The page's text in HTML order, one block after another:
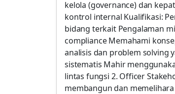
kelola (governance) dan
kontrol internal Kualifikasi:
bidang terkait Pengalaman
compliance Memahami
analisis dan problem solving
sistematis Mahir
lintas fungsi 2. Officer
membangun dan